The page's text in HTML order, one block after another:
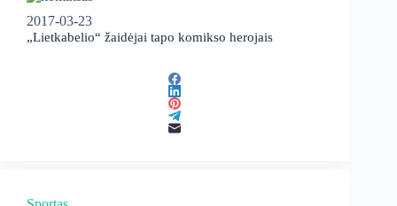
2017-03-23
„Lietkabelio“ žaidėjai tapo komikso herojais